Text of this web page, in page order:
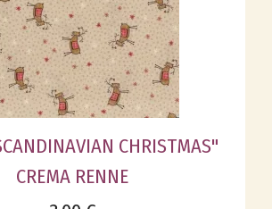
CHRISTMAS"
CREMA RENNE